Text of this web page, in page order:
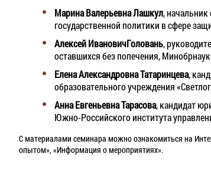
Марина Валерьевна Лашкул,
государственной политики в сфере
Алексей ИвановичГоловань,
оставшихся без попечения,
Елена Александровна Татаринцева,
образовательного учреждения
Анна Евгеньевна Тарасова, кандидат
Южно-Российского института
С материалами семинара можно ознакомиться на
опытом», «Информация о мероприятиях».